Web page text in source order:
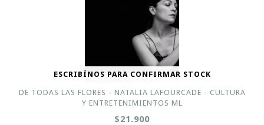
ESCRIBÍNOS PARA CONFIRMAR STOCK
DE TODAS LAS FLORES - NATALIA LAFOURCADE - CULTURA
Y ENTRETENIMIENTOS ML
$21.900